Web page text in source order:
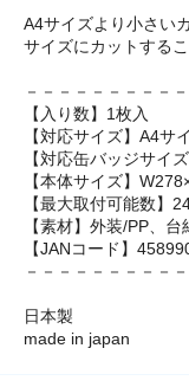
A4サイズより小さい
サイズにカットする
－－－－－－－－－
【入り数】1枚入
【対応サイズ】A4サ
【対応缶バッジサイ
【本体サイズ】
【最大取付可能数】
【素材】外装/PP、
【JANコード】
－－－－－－－－－
日本製
made in japan